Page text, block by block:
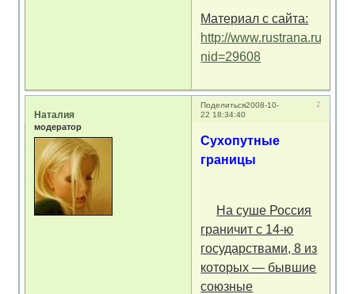
Материал с сайта:
http://www.rustrana.ru/
nid=29608
Поделиться 2
2008-10-
22 18:34:40
Наталия
модератор
Сухопутные
границы
На суше Россия
граничит с 14-ю
государствами, 8 из
которых — бывшие
союзные